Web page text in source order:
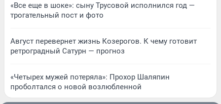
«Все еще в шоке»: сыну Трусовой исполнился год —
трогательный пост и фото
Август перевернет жизнь Козерогов. К чему готовит
ретроградный Сатурн — прогноз
«Четырех мужей потеряла»: Прохор Шаляпин
проболтался о новой возлюбленной